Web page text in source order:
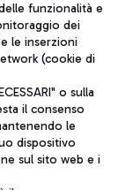
e
funzionalità e
dei
le inserzioni
(cookie di
o sulla
il consenso
le
dispositivo
sul sito web e i